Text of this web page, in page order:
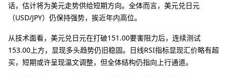
话，估计将为美元走势供给短期方向。全体而言，美元兑日元
（USD/JPY）仍保持强势，挨近年内高位。
从技术面看，美元兑日元在打破151.00要害阻力后，连续测试
153.00上方，显现多头趋势仍旧稳固。日线RSI指标显现汇价略有超
买，短期或许呈现温文调整，但全体结构仍指向上行通道。